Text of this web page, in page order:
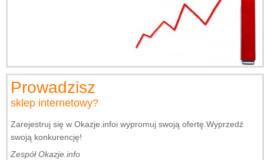
Prowadzisz
sklep internetowy?
Zarejestruj się w Okazje.infoi wypromuj swoją ofertę.Wyprzedź
swoją konkurencję!
Zespół Okazje.info